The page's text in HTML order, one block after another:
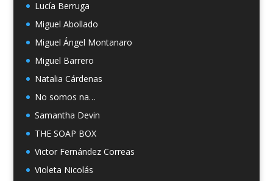
Lucía Berruga
Miguel Abollado
Miguel Ángel Montanaro
Miguel Barrero
Natalia Cárdenas
No somos na…
Samantha Devin
THE SOAP BOX
Victor Fernández Correas
Violeta Nicolás